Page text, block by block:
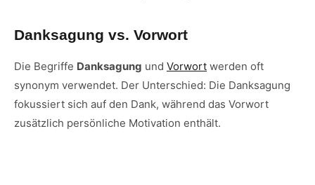
Danksagung vs. Vorwort
Die Begriffe Danksagung und Vorwort werden oft
synonym verwendet. Der Unterschied: Die Danksagung
fokussiert sich auf den Dank, während das Vorwort
zusätzlich persönliche Motivation enthält.